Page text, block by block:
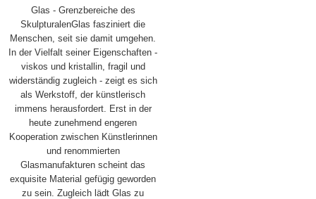
Glas - Grenzbereiche des
SkulpturalenGlas fasziniert die
Menschen, seit sie damit umgehen.
In der Vielfalt seiner Eigenschaften -
viskos und kristallin, fragil und
widerständig zugleich - zeigt es sich
als Werkstoff, der künstlerisch
immens herausfordert. Erst in der
heute zunehmend engeren
Kooperation zwischen Künstlerinnen
und renommierten
Glasmanufakturen scheint das
exquisite Material gefügig geworden
zu sein. Zugleich lädt Glas zu